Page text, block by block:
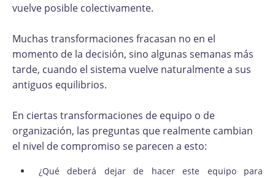
vuelve posible colectivamente.
Muchas transformaciones fracasan no en el
momento de la decisión, sino algunas semanas más
tarde, cuando el sistema vuelve naturalmente a sus
antiguos equilibrios.
En ciertas transformaciones de equipo o de
organización, las preguntas que realmente cambian
el nivel de compromiso se parecen a esto:
¿Qué deberá dejar de hacer este equipo para